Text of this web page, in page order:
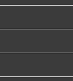
ク・コンプライアンス）
スポーツ・スマートシテ
食料システム
関連）